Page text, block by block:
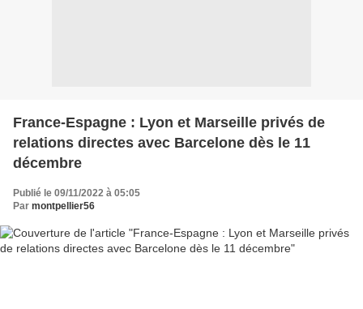
France-Espagne : Lyon et Marseille privés de
relations directes avec Barcelone dès le 11
décembre
Publié le 09/11/2022 à 05:05
Par montpellier56